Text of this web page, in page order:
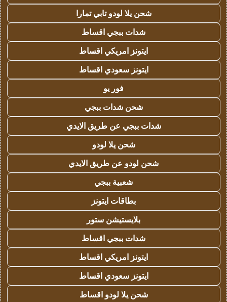
شحن يلا لودو تابي تمارا
شدات ببجي اقساط
ايتونز امريكي اقساط
ايتونز سعودي اقساط
فور يو
شحن شدات ببجي
شدات ببجي عن طريق الايدي
شحن يلا لودو
شحن لودو عن طريق الايدي
شعبية ببجي
بطاقات ايتونز
بلايستيشن ستور
شدات ببجي اقساط
ايتونز امريكي اقساط
ايتونز سعودي اقساط
شحن يلا لودو اقساط